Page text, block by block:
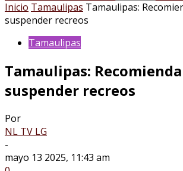
Inicio Tamaulipas Tamaulipas:
suspender recreos
Tamaulipas
Tamaulipas:
suspender recreos
Por
NL TV LG
-
mayo 13 2025, 11:43 am